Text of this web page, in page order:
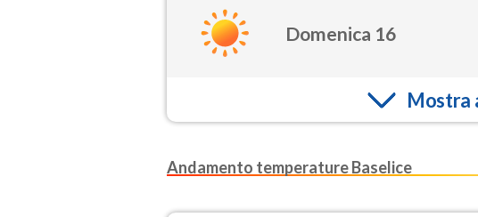
Domenica 16
Mostra
Andamento temperature Baselice